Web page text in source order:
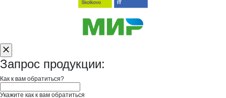
Запрос продукции:
Как к вам обратиться?
Укажите как к вам обратиться